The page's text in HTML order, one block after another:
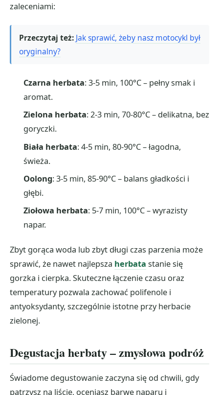
zaleceniami:
Przeczytaj też: Jak sprawić, żeby nasz motocykl był
oryginalny?
Czarna herbata: 3-5 min, 100°C – pełny smak i
aromat.
Zielona herbata: 2-3 min, 70-80°C – delikatna, bez
goryczki.
Biała herbata: 4-5 min, 80-90°C – łagodna,
świeża.
Oolong: 3-5 min, 85-90°C – balans gładkości i
głębi.
Ziołowa herbata: 5-7 min, 100°C – wyrazisty
napar.
Zbyt gorąca woda lub zbyt długi czas parzenia może
sprawić, że nawet najlepsza herbata stanie się
gorzka i cierpka. Skuteczne łączenie czasu oraz
temperatury pozwala zachować polifenole i
antyoksydanty, szczególnie istotne przy herbacie
zielonej.
Degustacja herbaty – zmysłowa podróż
Świadome degustowanie zaczyna się od chwili, gdy
patrzysz na liście, oceniasz barwę naparu i